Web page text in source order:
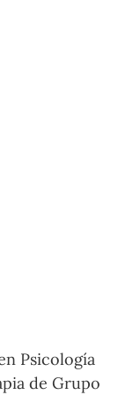
Psicología
de Grupo